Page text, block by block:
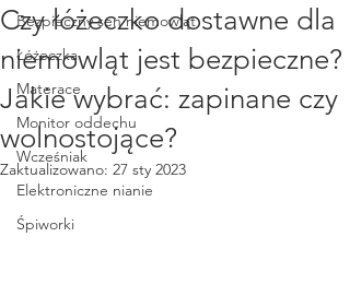
Bezpieczny sen niemowląt
Łóżeczka
Materace
Monitor oddechu
Wcześniak
Elektroniczne nianie
Śpiworki
Czy łóżeczko dostawne dla
niemowląt jest bezpieczne?
Jakie wybrać: zapinane czy
wolnostojące?
Zaktualizowano: 27 sty 2023